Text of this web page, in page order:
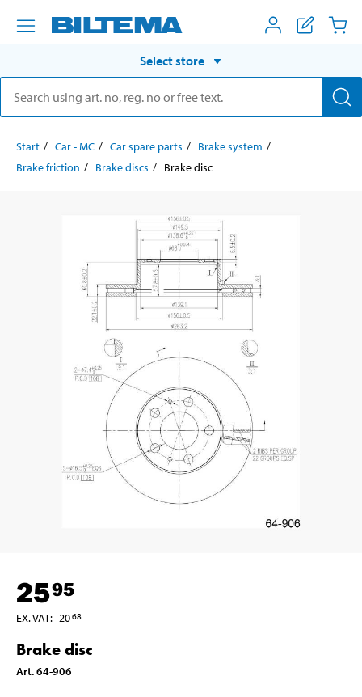
Select store
Start Car - MC Car spare parts
Brake system
Brake friction
Brake discs Brake disc
2595
EX. VAT: 2068
Brake disc
Art.64-906